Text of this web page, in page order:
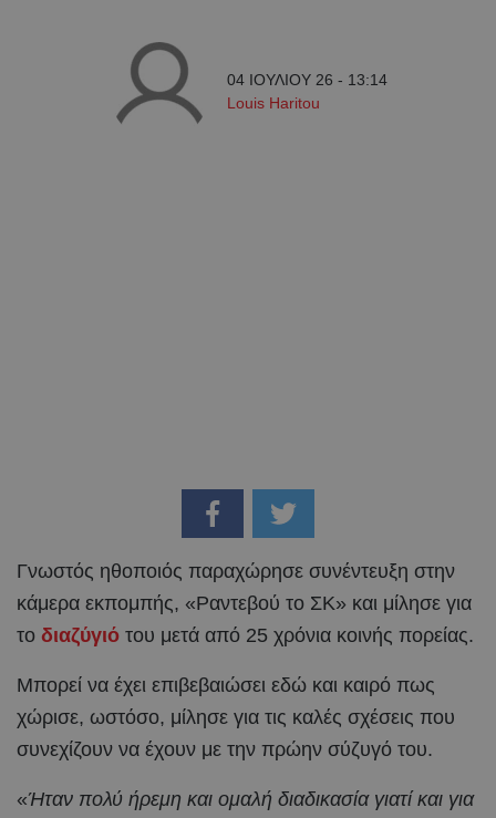
04 ΙΟΥΛΙΟΥ 26 - 13:14
Louis Haritou
Γνωστός ηθοποιός παραχώρησε συνέντευξη στην
κάμερα εκπομπής, «Ραντεβού το ΣΚ» και μίλησε για
το διαζύγιό του μετά από 25 χρόνια κοινής πορείας.
Μπορεί να έχει επιβεβαιώσει εδώ και καιρό πως
χώρισε, ωστόσο, μίλησε για τις καλές σχέσεις που
συνεχίζουν να έχουν με την πρώην σύζυγό του.
«Ήταν πολύ ήρεμη και ομαλή διαδικασία γιατί και για